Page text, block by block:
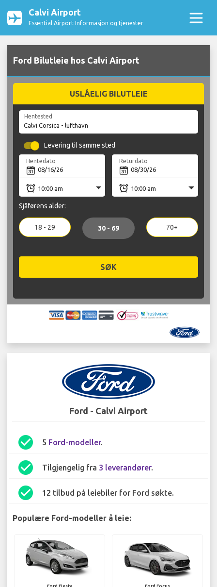
Calvi Airport
Essential Airport Informasjon og tjenester
Ford Bilutleie hos Calvi Airport
USLÅELIG BILUTLEIE
Hentested
Levering til samme sted
Hentedato Returdato
Sjåførens alder:
18 - 29 30 - 69 70+
SØK
Ford - Calvi Airport
check_circle 5 Ford-modeller.
check_circle Tilgjengelig fra 3 leverandører.
check_circle 12 tilbud på leiebiler for Ford søkte.
Populære Ford-modeller å leie:
Ford Fiesta Ford Focus